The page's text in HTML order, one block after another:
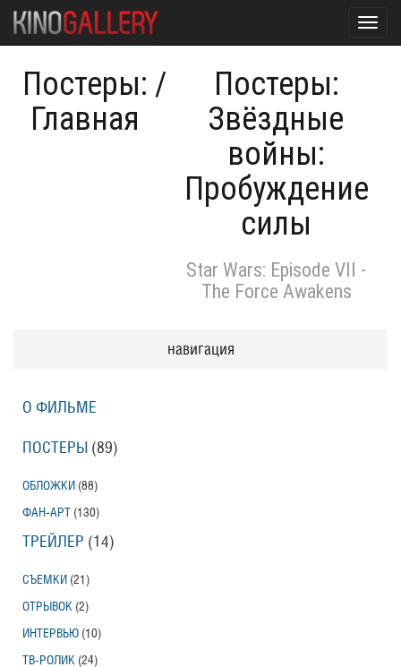
Постеры:
Главная
/
Постеры:
Звёздные
войны:
Пробуждение
силы
Star Wars: Episode VII -
The Force Awakens
навигация
О ФИЛЬМЕ
ПОСТЕРЫ (89)
ОБЛОЖКИ (88)
ФАН-АРТ (130)
ТРЕЙЛЕР (14)
СЪЕМКИ (21)
ОТРЫВОК (2)
ИНТЕРВЬЮ (10)
ТВ-РОЛИК (24)